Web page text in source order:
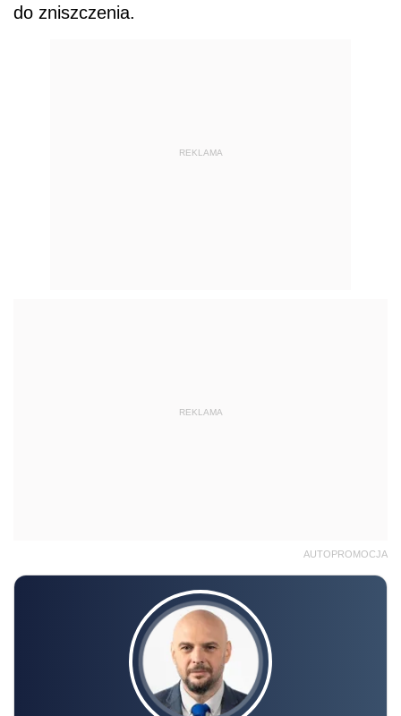
do zniszczenia.
REKLAMA
REKLAMA
AUTOPROMOCJA